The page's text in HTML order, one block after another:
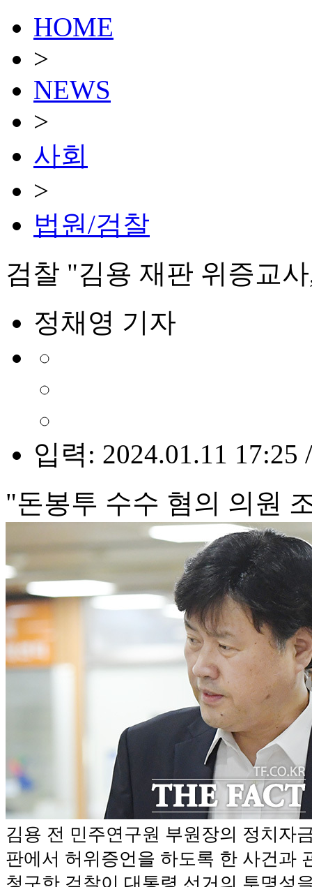
HOME
>
NEWS
>
사회
>
법원/검찰
검찰 "김용 재판 위증교
정채영 기자
입력: 2024.01.11 17:25
"돈봉투 수수 혐의 의원
김용 전 민주연구원 부원장의 정치자
판에서 허위증언을 하도록 한 사건과